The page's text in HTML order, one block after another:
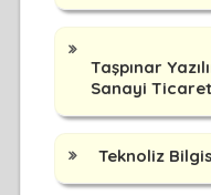
Taşpınar
Sanayi
Teknoliz